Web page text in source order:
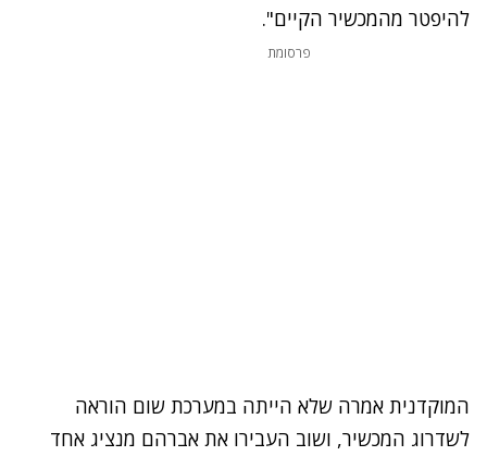
להיפטר מהמכשיר הקיים".
פרסומת
המוקדנית אמרה שלא הייתה במערכת שום הוראה
לשדרוג המכשיר, ושוב העבירו את אברהם מנציג אחד